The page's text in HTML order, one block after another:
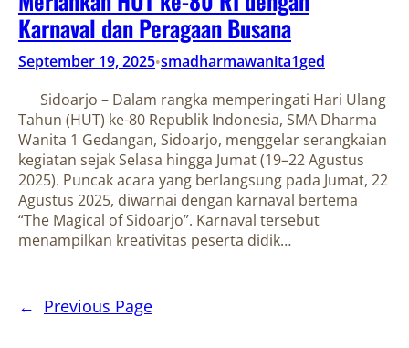
Karnaval dan Peragaan Busana
September 19, 2025•smadharmawanita1ged
Sidoarjo – Dalam rangka memperingati Hari Ulang
Tahun (HUT) ke-80 Republik Indonesia, SMA Dharma
Wanita 1 Gedangan, Sidoarjo, menggelar serangkaian
kegiatan sejak Selasa hingga Jumat (19–22 Agustus
2025). Puncak acara yang berlangsung pada Jumat, 22
Agustus 2025, diwarnai dengan karnaval bertema
“The Magical of Sidoarjo”. Karnaval tersebut
menampilkan kreativitas peserta didik…
← Previous Page